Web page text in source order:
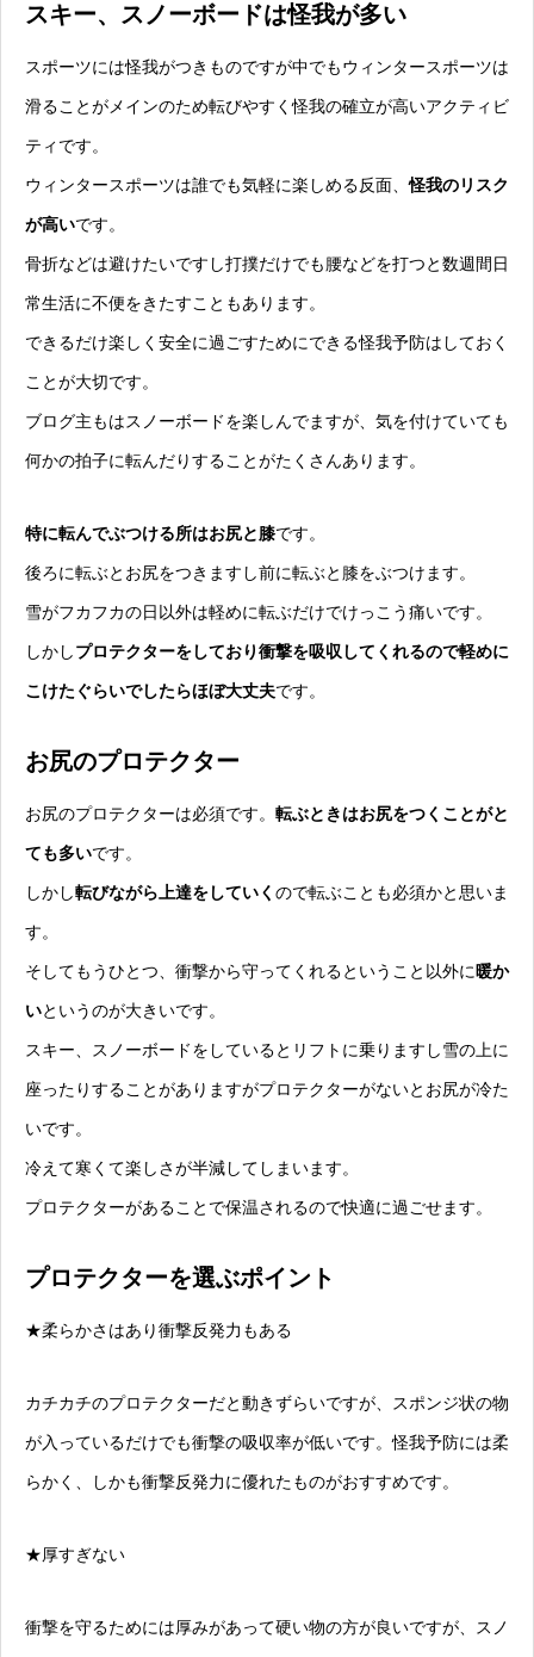
スキー、スノーボードは怪我が多い
スポーツには怪我がつきものですが中でもウィンタースポーツは
滑ることがメインのため転びやすく怪我の確立が高いアクティビ
ティです。
ウィンタースポーツは誰でも気軽に楽しめる反面、怪我のリスク
が高いです。
骨折などは避けたいですし打撲だけでも腰などを打つと数週間日
常生活に不便をきたすこともあります。
できるだけ楽しく安全に過ごすためにできる怪我予防はしておく
ことが大切です。
ブログ主もはスノーボードを楽しんでますが、気を付けていても
何かの拍子に転んだりすることがたくさんあります。
特に転んでぶつける所はお尻と膝です。
後ろに転ぶとお尻をつきますし前に転ぶと膝をぶつけます。
雪がフカフカの日以外は軽めに転ぶだけでけっこう痛いです。
しかしプロテクターをしており衝撃を吸収してくれるので軽めに
こけたぐらいでしたらほぼ大丈夫です。
お尻のプロテクター
お尻のプロテクターは必須です。 転ぶときはお尻をつくことがと
ても多いです。
しかし転びながら上達をしていく ので転ぶことも必須かと思いま
す。
そしてもうひとつ、衝撃から守ってくれるということ以外に暖か
いというのが大きいです。
スキー、スノーボードをしているとリフトに乗りますし雪の上に
座ったりすることがありますがプロテクターがないとお尻が冷た
いです。
冷えて寒くて楽しさが半減してしまいます。
プロテクターがあることで保温されるので快適に過ごせます。
プロテクターを選ぶポイント
★柔らかさはあり衝撃反発力もある
カチカチのプロテクターだと動きずらいですが、スポンジ状の物
が入っているだけでも衝撃の吸収率が低いです。怪我予防には柔
らかく、しかも衝撃反発力に優れたものがおすすめです。
★厚すぎない
衝撃を守るためには厚みがあって硬い物の方が良いですが、スノ